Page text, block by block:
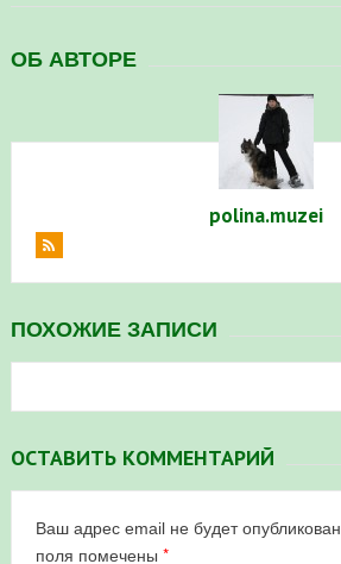
ОБ АВТОРЕ
polina.muzei
ПОХОЖИЕ ЗАПИСИ
ОСТАВИТЬ КОММЕНТАРИЙ
Ваш адрес email не будет опубликован.
поля помечены *